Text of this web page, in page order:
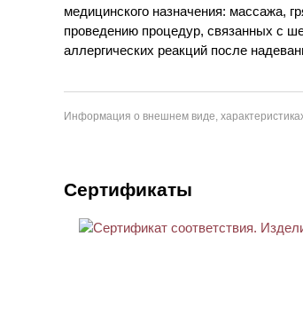
медицинского назначения: массажа,
проведению процедур, связанных с
аллергических реакций после
Информация о внешнем виде,
Сертификаты